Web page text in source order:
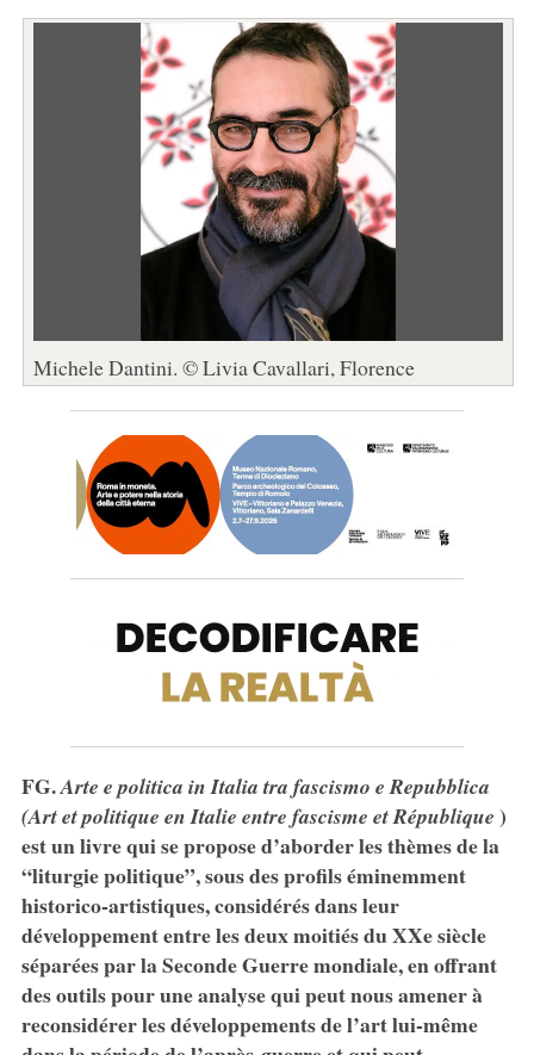
Michele Dantini. © Livia Cavallari, Florence
FG.Arte e politica in Italia tra fascismo e Repubblica
(Art et politique en Italie entre fascisme et République )
est un livre qui se propose d’aborder les thèmes de la
“liturgie politique”, sous des profils éminemment
historico-artistiques, considérés dans leur
développement entre les deux moitiés du XXe siècle
séparées par la Seconde Guerre mondiale, en offrant
des outils pour une analyse qui peut nous amener à
reconsidérer les développements de l’art lui-même